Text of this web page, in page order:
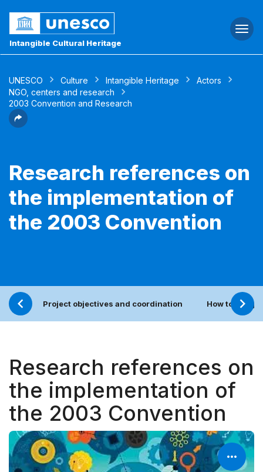
Intangible Cultural Heritage
UNESCO Culture Intangible Heritage
Actors
NGO, centers and research
2003 Convention and Research
Research references on
the implementation of
the 2003 Convention
Project objectives and coordination How to
Research references on
the implementation of
the 2003 Convention